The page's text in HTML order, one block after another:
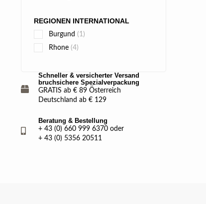
REGIONEN INTERNATIONAL
Burgund (1)
Rhone (4)
Schneller & versicherter Versand
bruchsichere Spezialverpackung
GRATIS ab € 89 Österreich
Deutschland ab € 129
Beratung & Bestellung
+ 43 (0) 660 999 6370 oder
+ 43 (0) 5356 20511